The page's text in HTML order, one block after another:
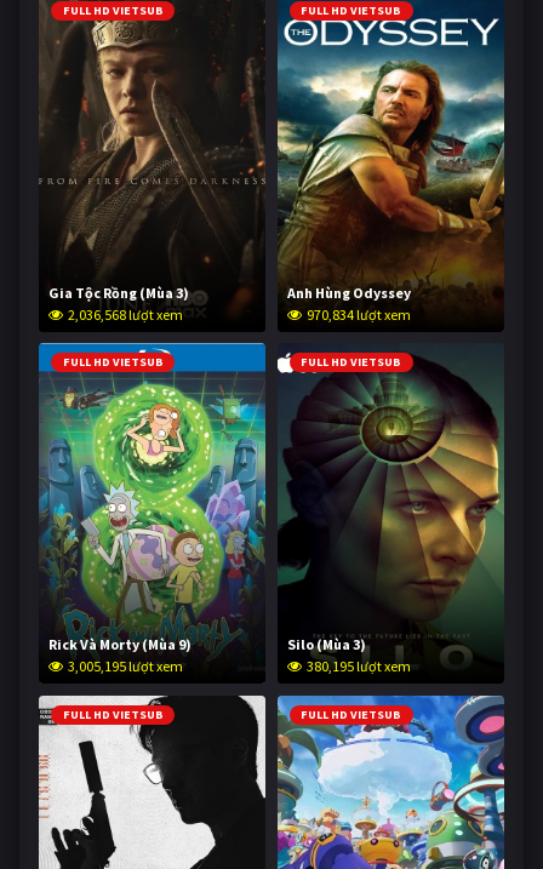
FULL HD VIETSUB
Gia Tộc Rồng (Mùa 3)
2,036,568 lượt xem
FULL HD VIETSUB
Anh Hùng Odyssey
970,834 lượt xem
FULL HD VIETSUB
Rick Và Morty (Mùa 9)
3,005,195 lượt xem
FULL HD VIETSUB
Silo (Mùa 3)
380,195 lượt xem
FULL HD VIETSUB FULL HD VIETSUB